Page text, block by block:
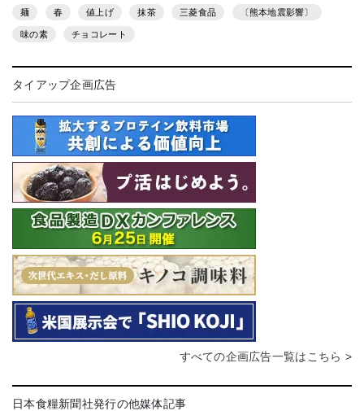
麺 春 値上げ 抹茶 三菱食品 〔熊本地震影響〕
味の素 チョコレート
タイアップ企画広告
すべての企画広告一覧はこちら >
日本食糧新聞社発行の他媒体記事